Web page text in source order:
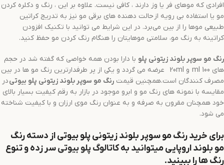
افرادی که موهای فر یا وز دارند ، کافی نیست. علاوه بر این ، رنگ و دکلره کردن
مو یا استفاده بی رویه از حالت دهنده های برقی مو نیز به تدریج کراتین
طبیعی موها را از بین می‌برد. در این شرایط می توانید با تکنیک افزودن
کراتینه به رنگ مو، سلامتی موهایتان را هنگام رنگ کردن مو حفظ کنید.
رنگ مو سوپر بلوند زیتونی پلو با دارا بودن همه خواصی که گفته شد در حجم
های 100 ml و 20ml عرضه می گردد و یکی از پر طرفدارترین رنگ مو ها در بین
مصرف کنندگان است.همچنین قیمت رنگ مو سوپر بلوند زیتونی پلو بیوتیدر
مقایسه با نمونه های رنگ مو و ابرو موجود در بازار به رقم کیفیت بسیار بالای
خود همچنان مقرون به صرفه و به عنوان رنگ موی ارزان و با کیفیت شناخته
می شود.
برای خرید رنگ موسوپر بلوند زیتونیپلوبیوتی از دسته رنگ
مو بلوند اروپایی میتوانید بهکاتالوگ پلو بیوتیسر زده و تنوع
رنگ ها را ببینید.